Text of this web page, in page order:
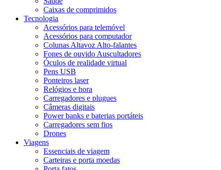
Caixas de comprimidos
Tecnologia
Acessórios para telemóvel
Acessórios para computador
Colunas Altavoz Alto-falantes
Fones de ouvido Auscultadores
Óculos de realidade virtual
Pens USB
Ponteiros laser
Relógios e hora
Carregadores e plugues
Câmeras digitais
Power banks e baterias portáteis
Carregadores sem fios
Drones
Viagens
Essenciais de viagem
Carteiras e porta moedas